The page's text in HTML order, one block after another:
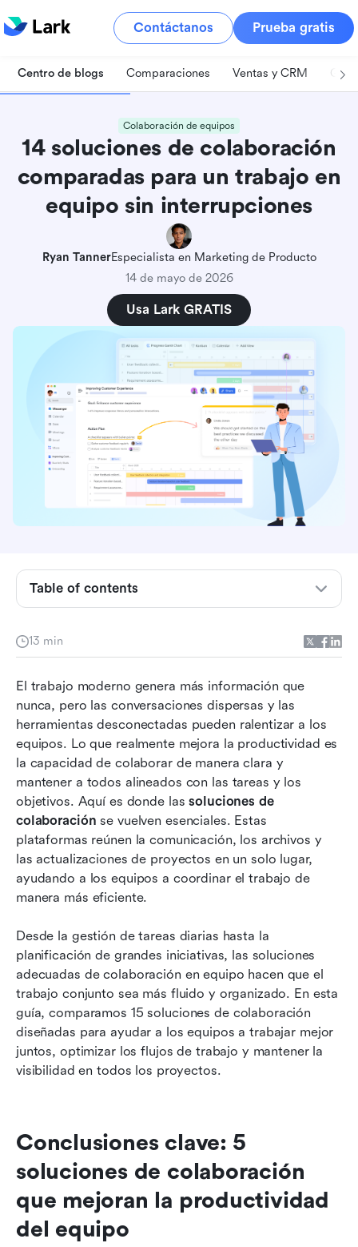
Contáctanos Prueba gratis
Centro de blogs Comparaciones Ventas y CRM
Colaboración de equipos
14 soluciones de colaboración
comparadas para un trabajo en
equipo sin interrupciones
Ryan TannerEspecialista en Marketing de Producto
14 de mayo de 2026
Usa Lark GRATIS
13 min
El trabajo moderno genera más información que
nunca, pero las conversaciones dispersas y las
herramientas desconectadas pueden ralentizar a los
equipos. Lo que realmente mejora la productividad es
la capacidad de colaborar de manera clara y
mantener a todos alineados con las tareas y los
objetivos. Aquí es donde las soluciones de
colaboración se vuelven esenciales. Estas
plataformas reúnen la comunicación, los archivos y
las actualizaciones de proyectos en un solo lugar,
ayudando a los equipos a coordinar el trabajo de
manera más eficiente.
Desde la gestión de tareas diarias hasta la
planificación de grandes iniciativas, las soluciones
adecuadas de colaboración en equipo hacen que el
trabajo conjunto sea más fluido y organizado. En esta
guía, comparamos 15 soluciones de colaboración
diseñadas para ayudar a los equipos a trabajar mejor
juntos, optimizar los flujos de trabajo y mantener la
visibilidad en todos los proyectos.
Conclusiones clave: 5
soluciones de colaboración
que mejoran la productividad
del equipo
Table of contents
Conclusiones clave: 5 soluciones de
Comparación rápida de las principales
¿Qué son las soluciones de colaboración?
colaboración
14 soluciones de colaboración diseñadas para
equipos y proyectos modernos
Consejos prácticos para una colaboración
exitosa en el lugar de trabajo
Desafíos que enfrentan los equipos al adoptar
herramientas de colaboración
Conclusión
Preguntas frecuentes
Lectura relacionada